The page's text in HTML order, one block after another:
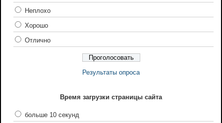
Неплохо
Хорошо
Отлично
Результаты опроса
Время загрузки страницы сайта
больше 10 секунд